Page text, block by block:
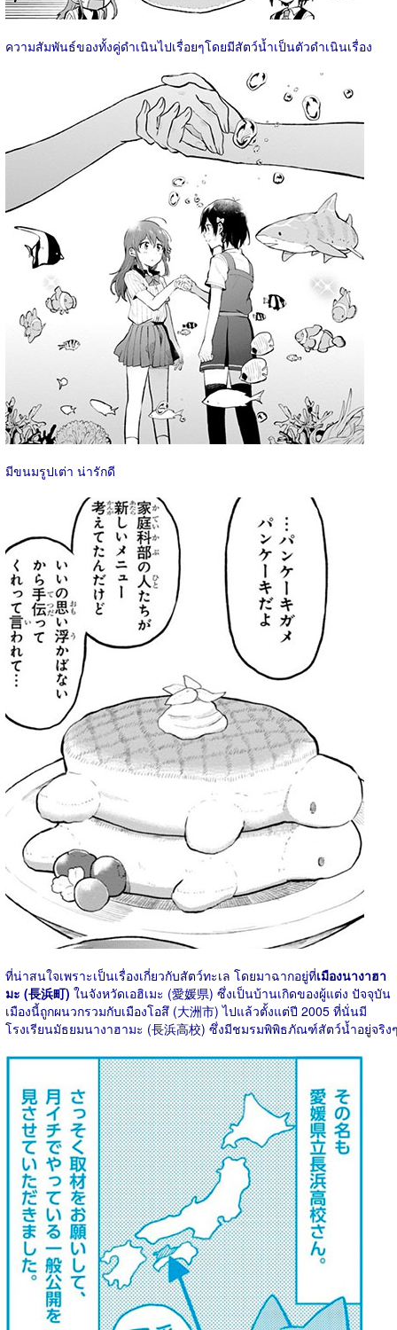
ความสัมพันธ์ของทั้งคู่ดำเนินไปเรื่อยๆโดยมีสัตว์น้ำเป็นตัวดำเนินเรื่อง
มีขนมรูปเต่า น่ารักดี
ที่น่าสนใจเพราะเป็นเรื่องเกี่ยวกับสัตว์ทะเล โดยมาฉากอยู่ที่เมืองนางาฮา
มะ (長浜町) ในจังหวัดเอฮิเมะ (愛媛県) ซึ่งเป็นบ้านเกิดของผู้แต่ง ปัจจุบัน
เมืองนี้ถูกผนวกรวมกับเมืองโอสึ (大洲市) ไปแล้วตั้งแต่ปี 2005 ที่นั่นมี
โรงเรียนมัธยมนางาฮามะ (長浜高校) ซึ่งมีชมรมพิพิธภัณฑ์สัตว์น้ำอยู่จริง